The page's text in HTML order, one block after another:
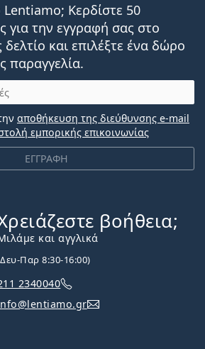
Κερδίστε 50
για την εγγραφή σας στο
και επιλέξτε ένα δώρο
παραγγελία.
ΕΓΓΡΑΦΗ
αποθήκευση της διεύθυνσης e-mail
εμπορικής επικοινωνίας
βοήθεια;
και αγγλικά
Παρ 8:30-16:00)
2340040